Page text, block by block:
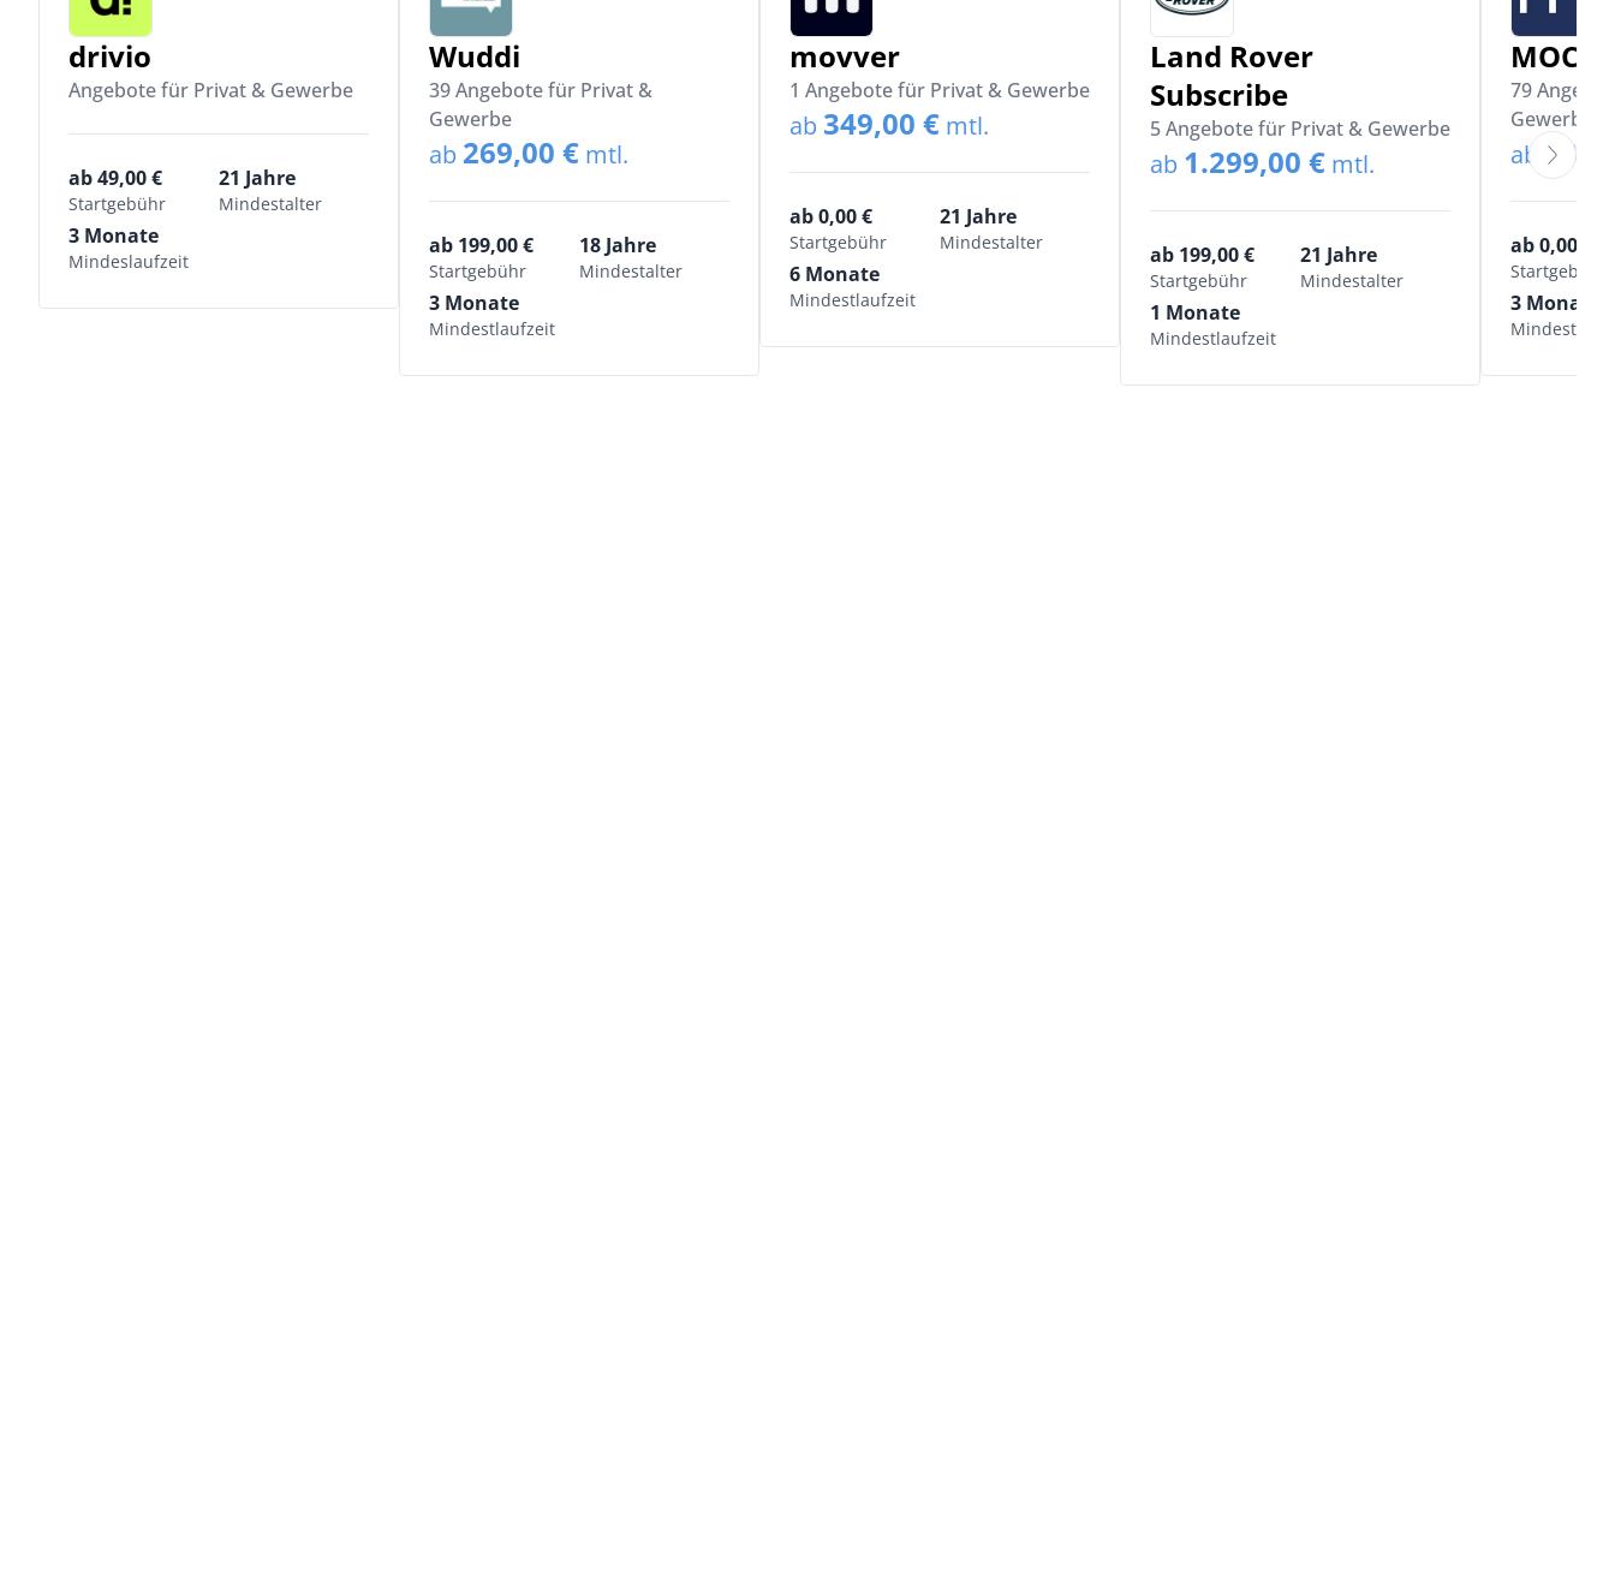
drivio
Angebote für Privat & Gewerbe
ab 49,00 €
Startgebühr
21 Jahre
Mindestalter
3 Monate
Mindeslaufzeit
Wuddi
39 Angebote für Privat &
Gewerbe
ab 269,00 € mtl.
ab 199,00 €
Startgebühr
18 Jahre
Mindestalter
3 Monate
Mindestlaufzeit
movver
1 Angebote für Privat & Gewerbe
ab 349,00 € mtl.
ab 0,00 €
Startgebühr
21 Jahre
Mindestalter
6 Monate
Mindestlaufzeit
Land Rover
Subscribe
5 Angebote für Privat & Gewerbe
ab 1.299,00 € mtl.
ab 199,00 €
Startgebühr
21 Jahre
Mindestalter
1 Monate
Mindestlaufzeit
79
Gewerbe
ab
ab 0,00 €
Startgebühr
3 Monate